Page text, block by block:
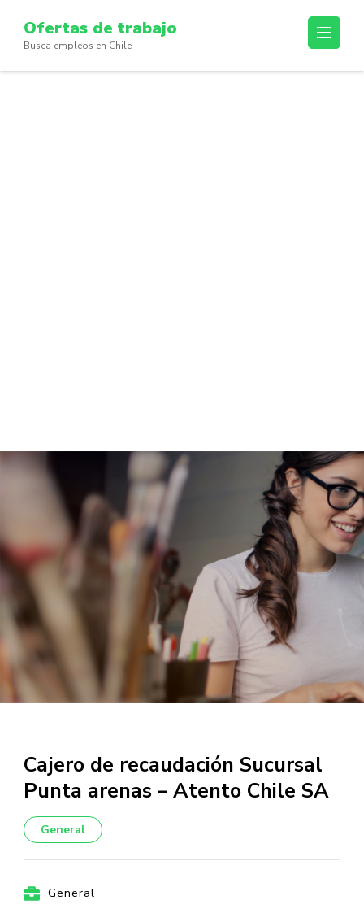
content
(Press
Ofertas de trabajo
Busca empleos en Chile
Cajero de recaudación Sucursal
Punta arenas – Atento Chile SA
General
General